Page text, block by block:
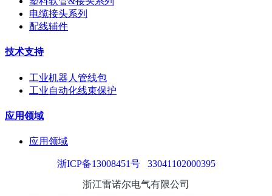
电缆接头系列
配线辅件
技术支持
工业机器人管线包
工业自动化线束保护
应用领域
应用领域
浙ICP备13008451号
33041102000395
浙江雷诺尔电气有限公司